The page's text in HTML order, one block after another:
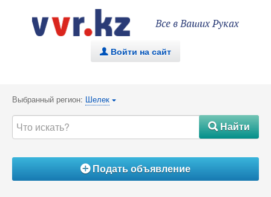
Все в Ваших Руках
. Войти на сайт
Выбранный регион: Шелек {
#Найти
ÁПодать объявление